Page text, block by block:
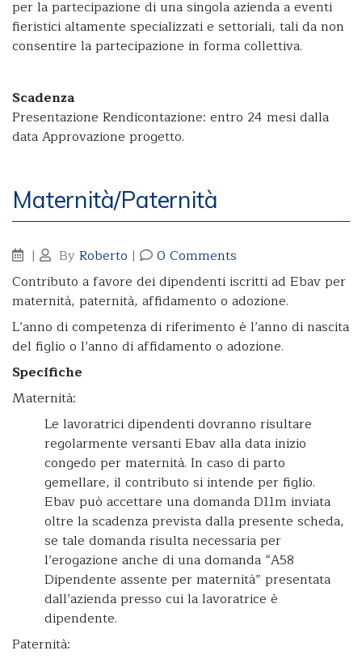
per la partecipazione di una singola azienda a eventi
fieristici altamente specializzati e settoriali, tali da non
consentire la partecipazione in forma collettiva.
Scadenza
Presentazione Rendicontazione: entro 24 mesi dalla
data Approvazione progetto.
Maternità/Paternità
| ByRoberto |
0 Comments
Contributo a favore dei dipendenti iscritti ad Ebav per
maternità, paternità, affidamento o adozione.
L’anno di competenza di riferimento è l’anno di nascita
del figlio o l’anno di affidamento o adozione.
Specifiche
Maternità:
Le lavoratrici dipendenti dovranno risultare
regolarmente versanti Ebav alla data inizio
congedo per maternità. In caso di parto
gemellare, il contributo si intende per figlio.
Ebav può accettare una domanda D11m inviata
oltre la scadenza prevista dalla presente scheda,
se tale domanda risulta necessaria per
l’erogazione anche di una domanda “A58
Dipendente assente per maternità” presentata
dall’azienda presso cui la lavoratrice è
dipendente.
Paternità: